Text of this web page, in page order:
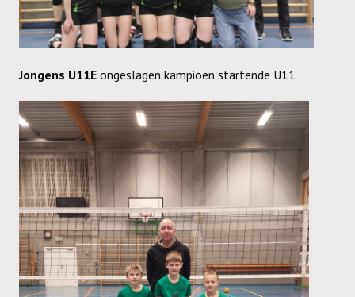
WINTER WEEKEND
JEUGDDAG
BEACHVOLLEY
DOCUMENTEN
CLUBSHOP
LIVE SCORE
Jongens U11E ongeslagen kampioen startende U11